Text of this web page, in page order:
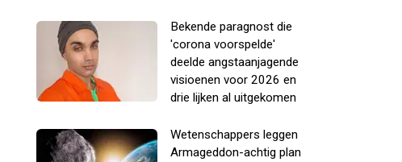
Bekende paragnost die
'corona voorspelde'
deelde angstaanjagende
visioenen voor 2026 en
drie lijken al uitgekomen
Wetenschappers leggen
Armageddon-achtig plan